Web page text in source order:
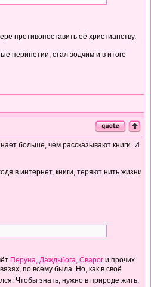
противопоставить её христианству.
перипетии, стал зодчим и в итоге
больше, чем рассказывают книги. И
в интернет, книги, теряют нить жизни
Перуна, Даждьбога, Сварог и прочих
по всему была. Но, как в своё
Чтобы знать, нужно в природе жить,